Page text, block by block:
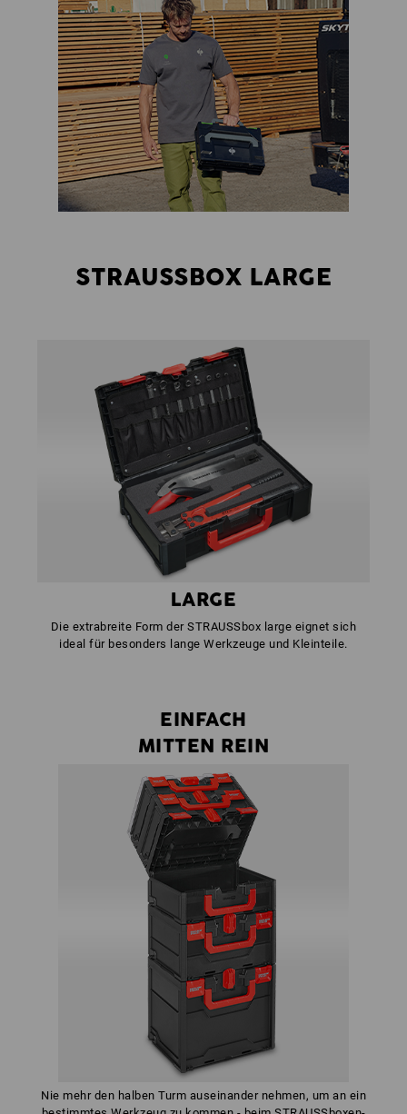
STRAUSSBOX LARGE
LARGE
Die extrabreite Form der STRAUSSbox large eignet sich
ideal für besonders lange Werkzeuge und Kleinteile.
EINFACH
MITTEN REIN
Nie mehr den halben Turm auseinander nehmen, um an ein